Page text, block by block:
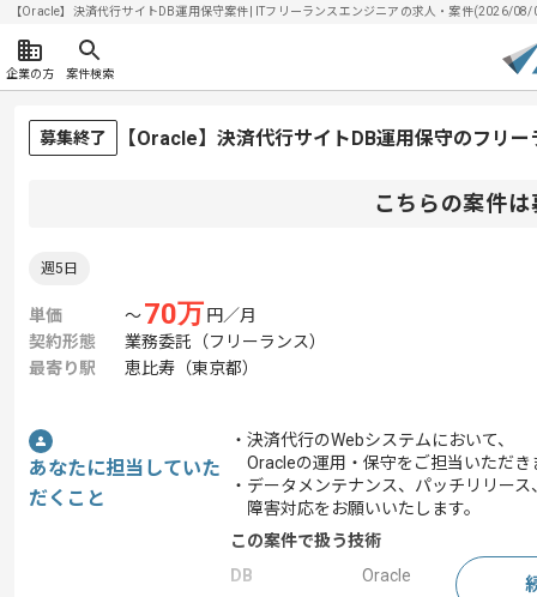
【Oracle】決済代行サイトDB運用保守案件| ITフリーランスエンジニアの求人・案件(2026/
企業の方 案件検索
募集終了 【Oracle】決済代行サイトDB運用保守のフリ
こちらの案件
週5日
単価 〜70万 円／月
契約形態
業務委託（フリーランス）
最寄り駅
恵比寿（東京都）
あなたに担当していた
だくこと
・決済代行のWebシステムにおいて、
Oracleの運用・保守をご担当いただき
・データメンテナンス、パッチリリース
障害対応をお願いいたします。
この案件で扱う技術
DB
Oracle